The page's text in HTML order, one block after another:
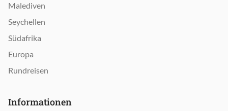
Malediven
Seychellen
Südafrika
Europa
Rundreisen
Informationen